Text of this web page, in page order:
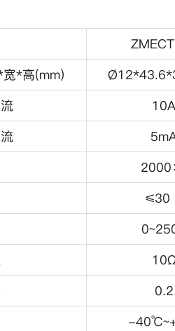
*高(mm)
10A
2000
≤30
0.2
-